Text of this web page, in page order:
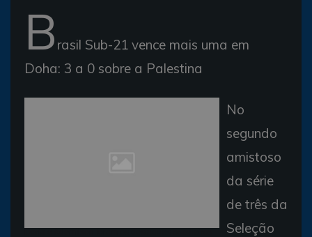
B rasil Sub-21 vence mais uma em
Doha: 3 a 0 sobre a Palestina
No
segundo
amistoso
da série
de três da
Seleção